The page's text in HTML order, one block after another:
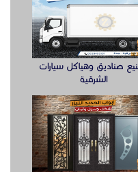
صناديق وهياكل سيارات
الشرقية